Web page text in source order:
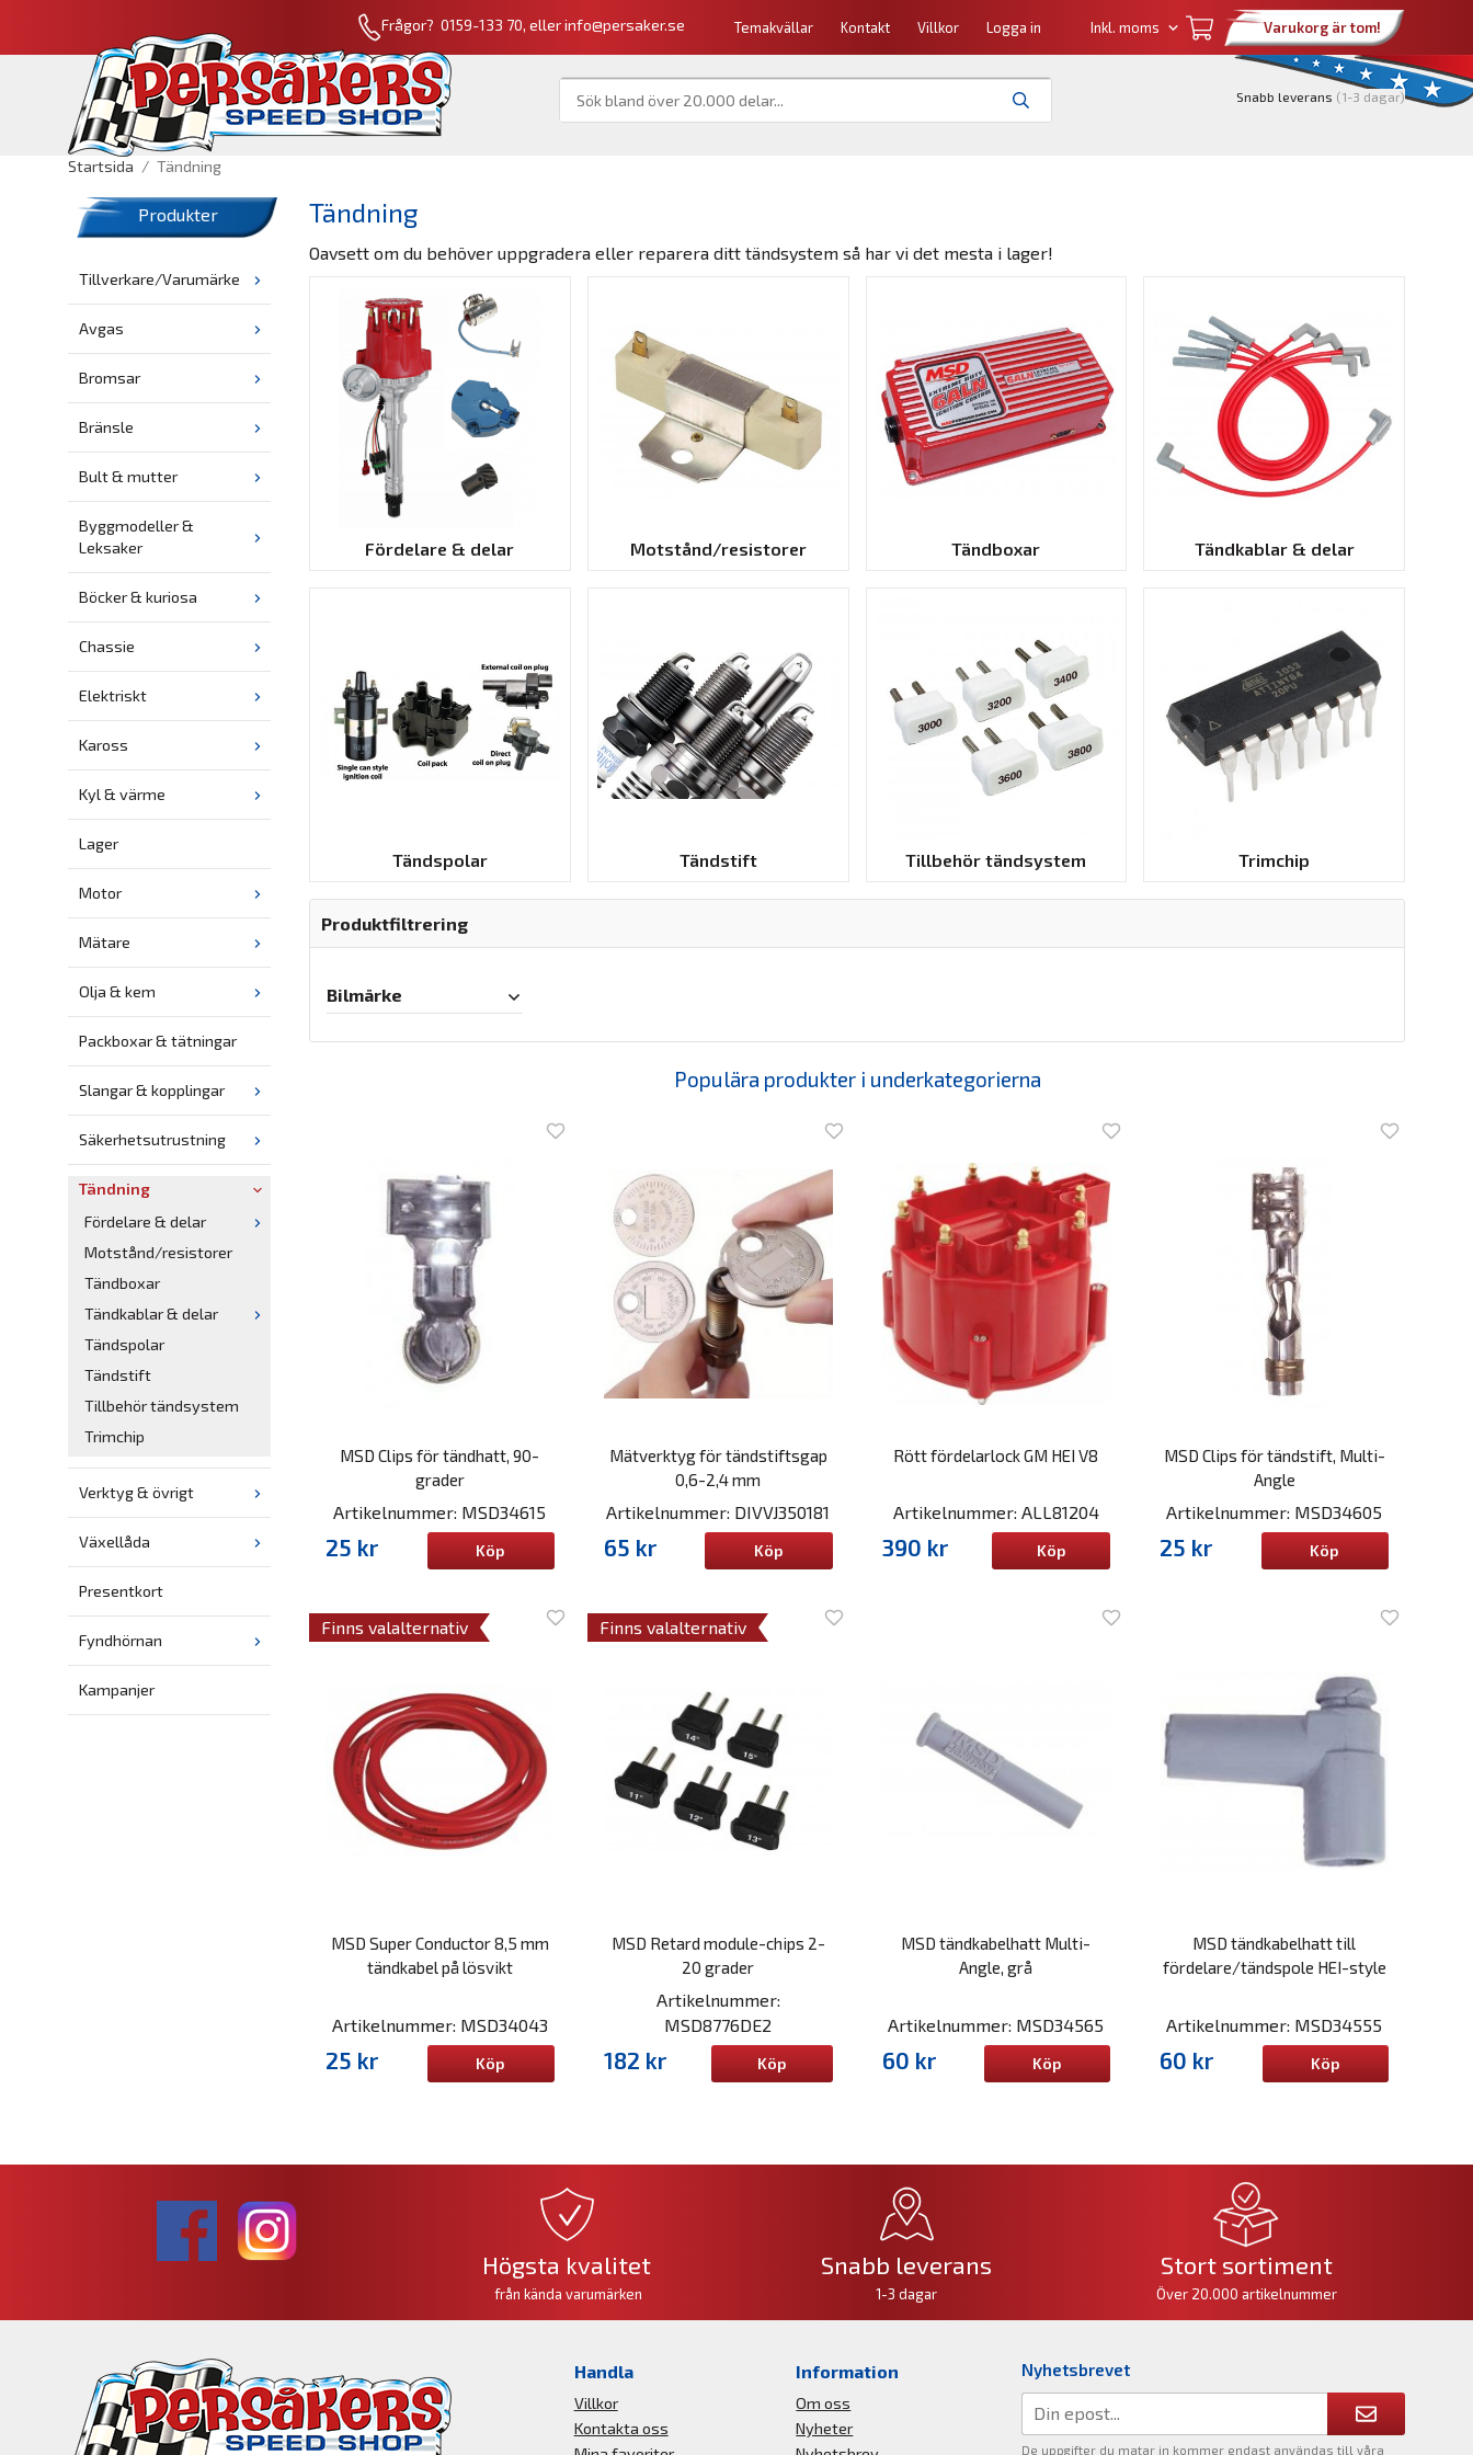
Frågor? 0159-133 70, ellerinfo@persaker.se Temakvällar Kontakt Villkor Logga in Varukorg är tom!
Snabb leverans (1-3 dagar)
Startsida / Tändning
Produkter
Tillverkare/Varumärke
Avgas
Bromsar
Bränsle
Bult & mutter
Byggmodeller &
Leksaker
Böcker & kuriosa
Chassie
Elektriskt
Kaross
Kyl & värme
Lager
Motor
Mätare
Olja & kem
Packboxar & tätningar
Slangar & kopplingar
Säkerhetsutrustning
Tändning
Fördelare & delar
Motstånd/resistorer
Tändboxar
Tändkablar & delar
Tändspolar
Tändstift
Tillbehör tändsystem
Trimchip
Verktyg & övrigt
Växellåda
Presentkort
Fyndhörnan
Kampanjer
Tändning
Oavsett om du behöver uppgradera eller reparera ditt tändsystem så har vi det mesta i lager!
Fördelare & delar Motstånd/resistorer Tändboxar Tändkablar & delar
Tändspolar Tändstift Tillbehör tändsystem Trimchip
Produktfiltrering
Bilmärke
Populära produkter i underkategorierna
MSD Clips för tändhatt, 90-
grader
Artikelnummer: MSD34615
25 kr Köp
Mätverktyg för tändstiftsgap
0,6-2,4 mm
Artikelnummer: DIVVJ350181
65 kr Köp
Rött fördelarlock GM HEI V8
Artikelnummer: ALL81204
390 kr Köp
MSD Clips för tändstift, Multi-
Angle
Artikelnummer: MSD34605
25 kr Köp
MSD Super Conductor 8,5 mm
tändkabel på lösvikt
Finns valalternativ
Artikelnummer: MSD34043
25 kr Köp
MSD Retard module-chips 2-
20 grader
Finns valalternativ
Artikelnummer:
MSD8776DE2
182 kr Köp
MSD tändkabelhatt Multi-
Angle, grå
Artikelnummer: MSD34565
60 kr Köp
MSD tändkabelhatt till
fördelare/tändspole HEI-style
Artikelnummer: MSD34555
60 kr Köp
Högsta kvalitet
från kända varumärken
Snabb leverans
1-3 dagar
Stort sortiment
Över 20.000 artikelnummer
Handla
Villkor
Kontakta oss
Information
Om oss
Nyheter
Nyhetsbrevet
De uppgifter du matar in kommer endast användas till våra